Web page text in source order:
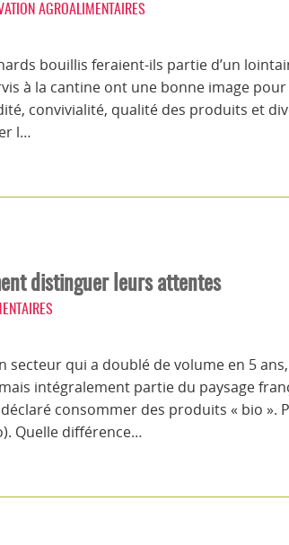
AGROALIMENTAIRES
bouillis feraient-ils partie d’un
à la cantine ont une bonne image
convivialité, qualité des produits et
l…
distinguer leurs attentes
secteur qui a doublé de volume en 5
intégralement partie du paysage
consommer des produits « bio ».
Quelle différence…